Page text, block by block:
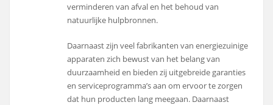
verminderen van afval en het behoud van
natuurlijke hulpbronnen.
Daarnaast zijn veel fabrikanten van energiezuinige
apparaten zich bewust van het belang van
duurzaamheid en bieden zij uitgebreide garanties
en serviceprogramma’s aan om ervoor te zorgen
dat hun producten lang meegaan. Daarnaast